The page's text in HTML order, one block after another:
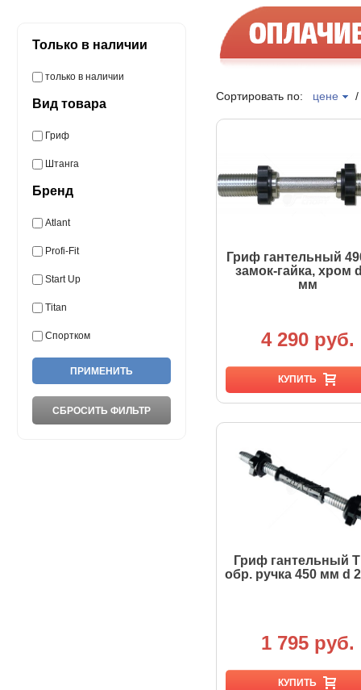
Только в наличии
только в наличии
Вид товара
Гриф
Штанга
Бренд
Atlant
Profi-Fit
Start Up
Titan
Спортком
Сортировать по: цене
Гриф гантельный
замок-гайка, хром
мм
4 290 руб.
КУПИТЬ
Гриф гантельный
обр. ручка 450 мм d
1 795 руб.
КУПИТЬ